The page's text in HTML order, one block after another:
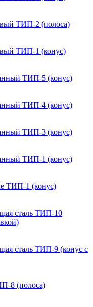
ТИП-2 (полоса)
ТИП-1 (конус)
ТИП-5 (конус)
ТИП-4 (конус)
ТИП-3 (конус)
ТИП-1 (конус)
ТИП-1 (конус)
сталь ТИП-10
сталь ТИП-9 (конус с
8 (полоса)